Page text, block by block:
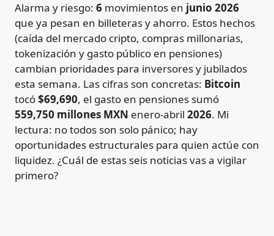
Alarma y riesgo: 6 movimientos en junio 2026
que ya pesan en billeteras y ahorro. Estos hechos
(caída del mercado cripto, compras millonarias,
tokenización y gasto público en pensiones)
cambian prioridades para inversores y jubilados
esta semana. Las cifras son concretas: Bitcoin
tocó$69,690, el gasto en pensiones sumó
559,750 millones MXN enero-abril 2026. Mi
lectura: no todos son solo pánico; hay
oportunidades estructurales para quien actúe con
liquidez. ¿Cuál de estas seis noticias vas a vigilar
primero?